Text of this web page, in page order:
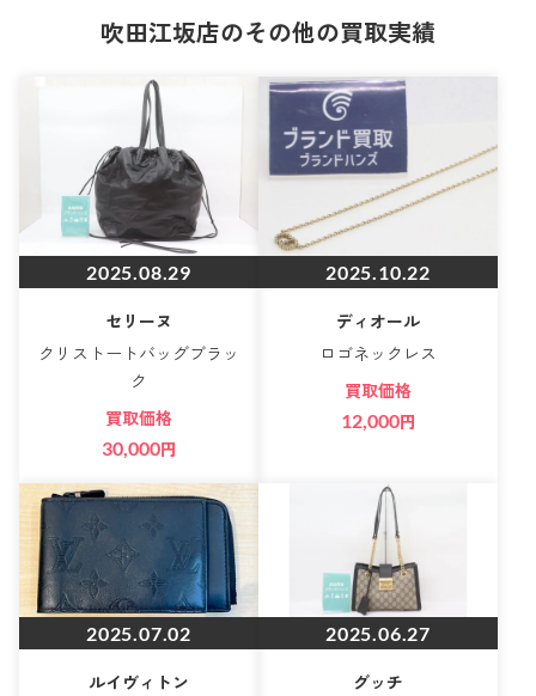
吹田江坂店のその他の買取実績
2025.08.29
セリーヌ
クリストートバッグブラッ
ク
買取価格
30,000円
2025.10.22
ディオール
ロゴネックレス
買取価格
12,000円
2025.07.02
ルイヴィトン
2025.06.27
グッチ